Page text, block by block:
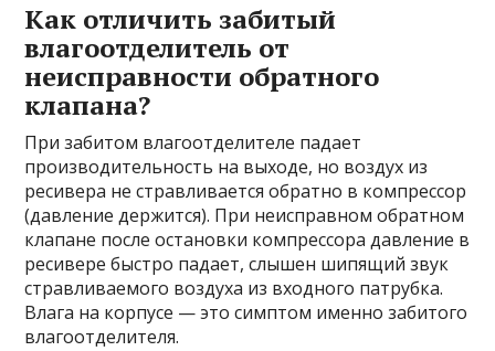
Как отличить забитый
влагоотделитель от
неисправности обратного
клапана?
При забитом влагоотделителе падает
производительность на выходе, но воздух из
ресивера не стравливается обратно в компрессор
(давление держится). При неисправном обратном
клапане после остановки компрессора давление в
ресивере быстро падает, слышен шипящий звук
стравливаемого воздуха из входного патрубка.
Влага на корпусе — это симптом именно забитого
влагоотделителя.